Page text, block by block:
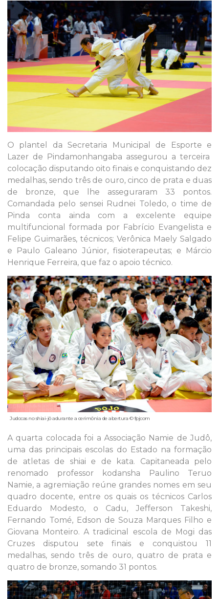
O plantel da Secretaria Municipal de Esporte e
Lazer de Pindamonhangaba assegurou a terceira
colocação disputando oito finais e conquistando dez
medalhas, sendo três de ouro, cinco de prata e duas
de bronze, que lhe asseguraram 33 pontos.
Comandada pelo sensei Rudnei Toledo, o time de
Pinda conta ainda com a excelente equipe
multifuncional formada por Fabrício Evangelista e
Felipe Guimarães, técnicos; Verônica Maely Salgado
e Paulo Galeano Júnior, fisioterapeutas; e Márcio
Henrique Ferreira, que faz o apoio técnico.
Judocas no shiai-jô adurante a cerimônia de abertura © fpjcom
A quarta colocada foi a Associação Namie de Judô,
uma das principais escolas do Estado na formação
de atletas de shiai e de kata. Capitaneada pelo
renomado professor kodansha Paulino Teruo
Namie, a agremiação reúne grandes nomes em seu
quadro docente, entre os quais os técnicos Carlos
Eduardo Modesto, o Cadu, Jefferson Takeshi,
Fernando Tomé, Edson de Souza Marques Filho e
Giovana Monteiro. A tradicinal escola de Mogi das
Cruzes disputou sete finais e conquistou 11
medalhas, sendo três de ouro, quatro de prata e
quatro de bronze, somando 31 pontos.